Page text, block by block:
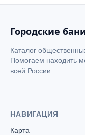
Городские
Каталог
Помогаем находить
всей России.
НАВИГАЦИЯ
Карта